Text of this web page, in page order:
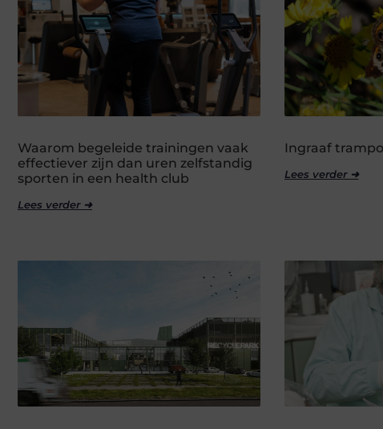
Waarom begeleide trainingen vaak
effectiever zijn dan uren zelfstandig
sporten in een health club
Lees verder ➜
Ingraaf
Lees verder ➜